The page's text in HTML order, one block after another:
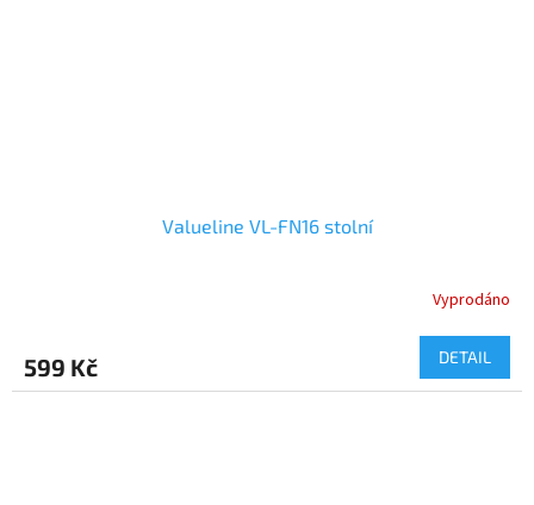
Valueline VL-FN16 stolní
je
5,0
Vyprodáno
599 Kč DETAIL